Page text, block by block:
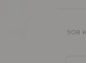
908